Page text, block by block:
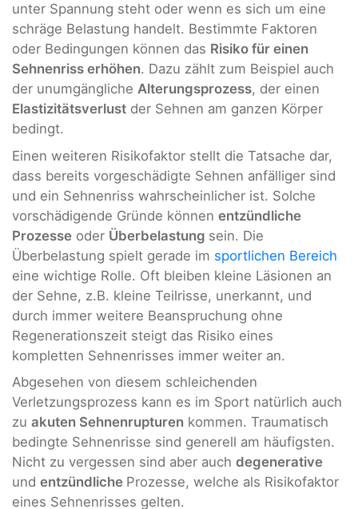
unter Spannung steht oder wenn es sich um eine
schräge Belastung handelt. Bestimmte Faktoren
oder Bedingungen können das Risiko für einen
Sehnenriss erhöhen. Dazu zählt zum Beispiel auch
der unumgängliche Alterungsprozess, der einen
Elastizitätsverlust der Sehnen am ganzen Körper
bedingt.
Einen weiteren Risikofaktor stellt die Tatsache dar,
dass bereits vorgeschädigte Sehnen anfälliger sind
und ein Sehnenriss wahrscheinlicher ist. Solche
vorschädigende Gründe können entzündliche
Prozesse oder Überbelastung sein. Die
Überbelastung spielt gerade im sportlichen Bereich
eine wichtige Rolle. Oft bleiben kleine Läsionen an
der Sehne, z.B. kleine Teilrisse, unerkannt, und
durch immer weitere Beanspruchung ohne
Regenerationszeit steigt das Risiko eines
kompletten Sehnenrisses immer weiter an.
Abgesehen von diesem schleichenden
Verletzungsprozess kann es im Sport natürlich auch
zu akuten Sehnenrupturen kommen. Traumatisch
bedingte Sehnenrisse sind generell am häufigsten.
Nicht zu vergessen sind aber auch degenerative
und entzündliche Prozesse, welche als Risikofaktor
eines Sehnenrisses gelten.